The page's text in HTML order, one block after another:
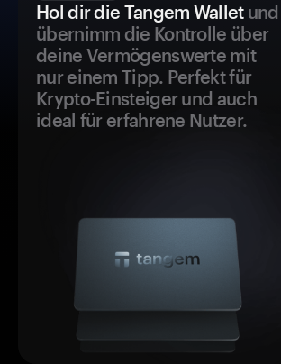
Hol dir die Tangem Walletund
übernimm die Kontrolle über
deine Vermögenswerte mit
nur einem Tipp. Perfekt für
Krypto-Einsteiger und auch
ideal für erfahrene Nutzer.